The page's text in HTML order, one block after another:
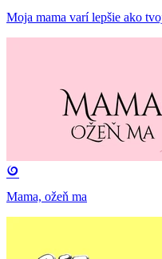
Moja mama varí lepšie ako
Mama, ožeň ma